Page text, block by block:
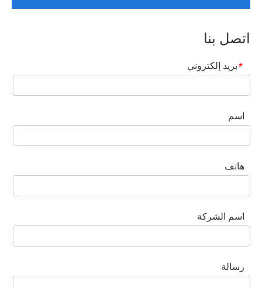
اتصل بنا
*بريد إلكتروني
اسم
هاتف
اسم الشركة
رسالة